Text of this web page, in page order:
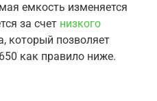
емкость изменяется
за счет низкого
который позволяет
как правило ниже.